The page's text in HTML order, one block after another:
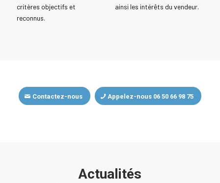
critères objectifs et
reconnus.
ainsi les intérêts du vendeur.
Contactez-nous Appelez-nous 06 50 66 98 75
Actualités